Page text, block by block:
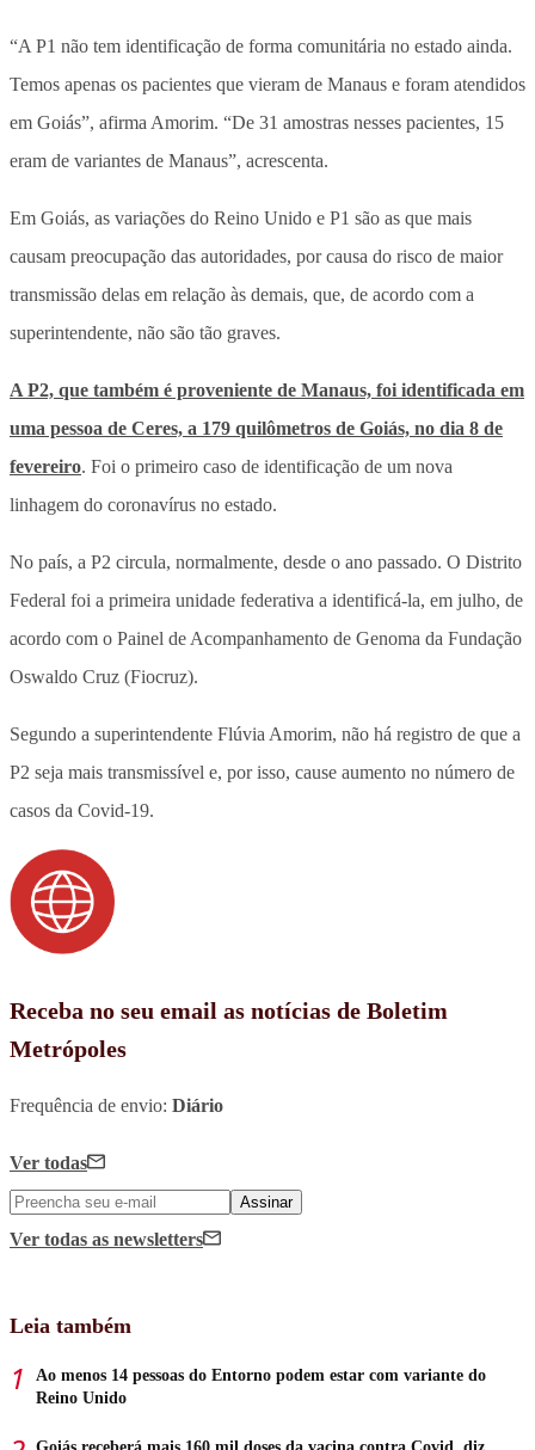
“A P1 não tem identificação de forma comunitária no estado ainda.
Temos apenas os pacientes que vieram de Manaus e foram atendidos
em Goiás”, afirma Amorim. “De 31 amostras nesses pacientes, 15
eram de variantes de Manaus”, acrescenta.
Em Goiás, as variações do Reino Unido e P1 são as que mais
causam preocupação das autoridades, por causa do risco de maior
transmissão delas em relação às demais, que, de acordo com a
superintendente, não são tão graves.
A P2, que também é proveniente de Manaus, foi identificada em
uma pessoa de Ceres, a 179 quilômetros de Goiás, no dia 8 de
fevereiro. Foi o primeiro caso de identificação de um nova
linhagem do coronavírus no estado.
No país, a P2 circula, normalmente, desde o ano passado. O Distrito
Federal foi a primeira unidade federativa a identificá-la, em julho, de
acordo com o Painel de Acompanhamento de Genoma da Fundação
Oswaldo Cruz (Fiocruz).
Segundo a superintendente Flúvia Amorim, não há registro de que a
P2 seja mais transmissível e, por isso, cause aumento no número de
casos da Covid-19.
Receba no seu email as notícias de Boletim
Metrópoles
Frequência de envio: Diário
Ver todas
Assinar
Ver todas as newsletters
Leia também
Ao menos 14 pessoas do Entorno podem estar com variante do
Reino Unido